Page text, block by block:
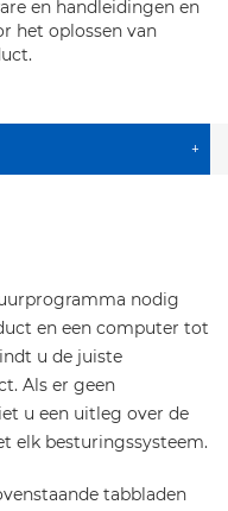
en handleidingen en
het oplossen van
+
nodig
en een computer tot
u de juiste
Als er geen
u een uitleg over de
elk besturingssysteem.
tabbladen